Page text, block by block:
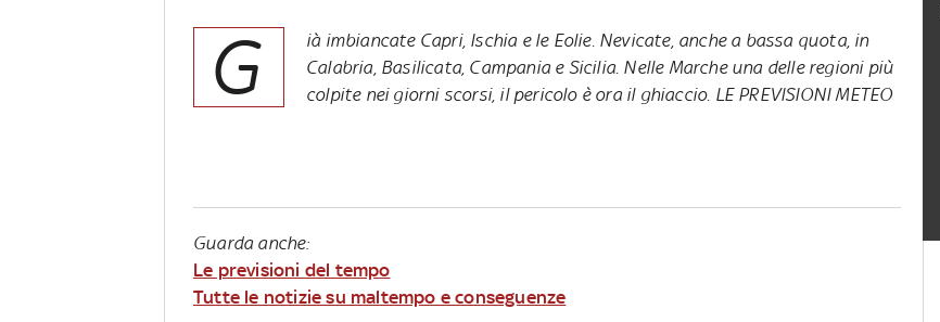
G
ià imbiancate Capri, Ischia e le Eolie. Nevicate, anche a bassa quota, in
Calabria, Basilicata, Campania e Sicilia. Nelle Marche una delle regioni più
colpite nei giorni scorsi, il pericolo è ora il ghiaccio. LE PREVISIONI METEO
Guarda anche:
Le previsioni del tempo
Tutte le notizie su maltempo e conseguenze